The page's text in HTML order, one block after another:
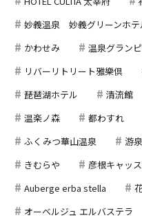
妙義温泉 妙義グリーンホテ
かわせみ
温泉グラン
リバーリトリート雅樂倶
琵琶湖ホテル
清流館
温楽ノ森
都わすれ
ふくみつ華山温泉
游
きむらや
彦根キャッ
Auberge erba stella
オーベルジュ エルバステラ